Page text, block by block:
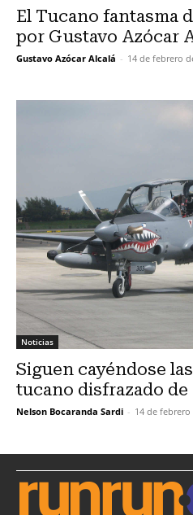
El Tucano fantasma
por Gustavo Azócar
Gustavo Azócar Alcalá - 14 de febrero
Noticias
Siguen cayéndose
tucano disfrazado de
Nelson Bocaranda Sardi - 14 de febrero